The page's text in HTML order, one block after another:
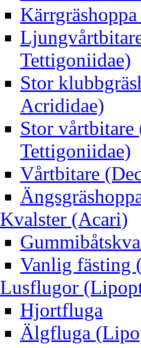
Tettigoniidae)
Stor
Acrididae)
Stor
Tettigoniidae)
Vårtbitare
Kvalster (Acari)
Vanlig fästing
Lusflugor
Hjortfluga
Älgfluga